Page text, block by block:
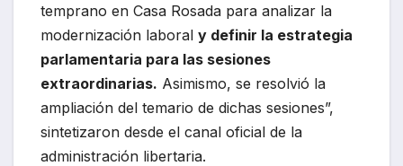
temprano en Casa Rosada para analizar la
modernización laboral y definir la estrategia
parlamentaria para las sesiones
extraordinarias. Asimismo, se resolvió la
ampliación del temario de dichas sesiones”,
sintetizaron desde el canal oficial de la
administración libertaria.